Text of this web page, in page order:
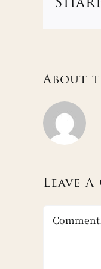
About
Leave